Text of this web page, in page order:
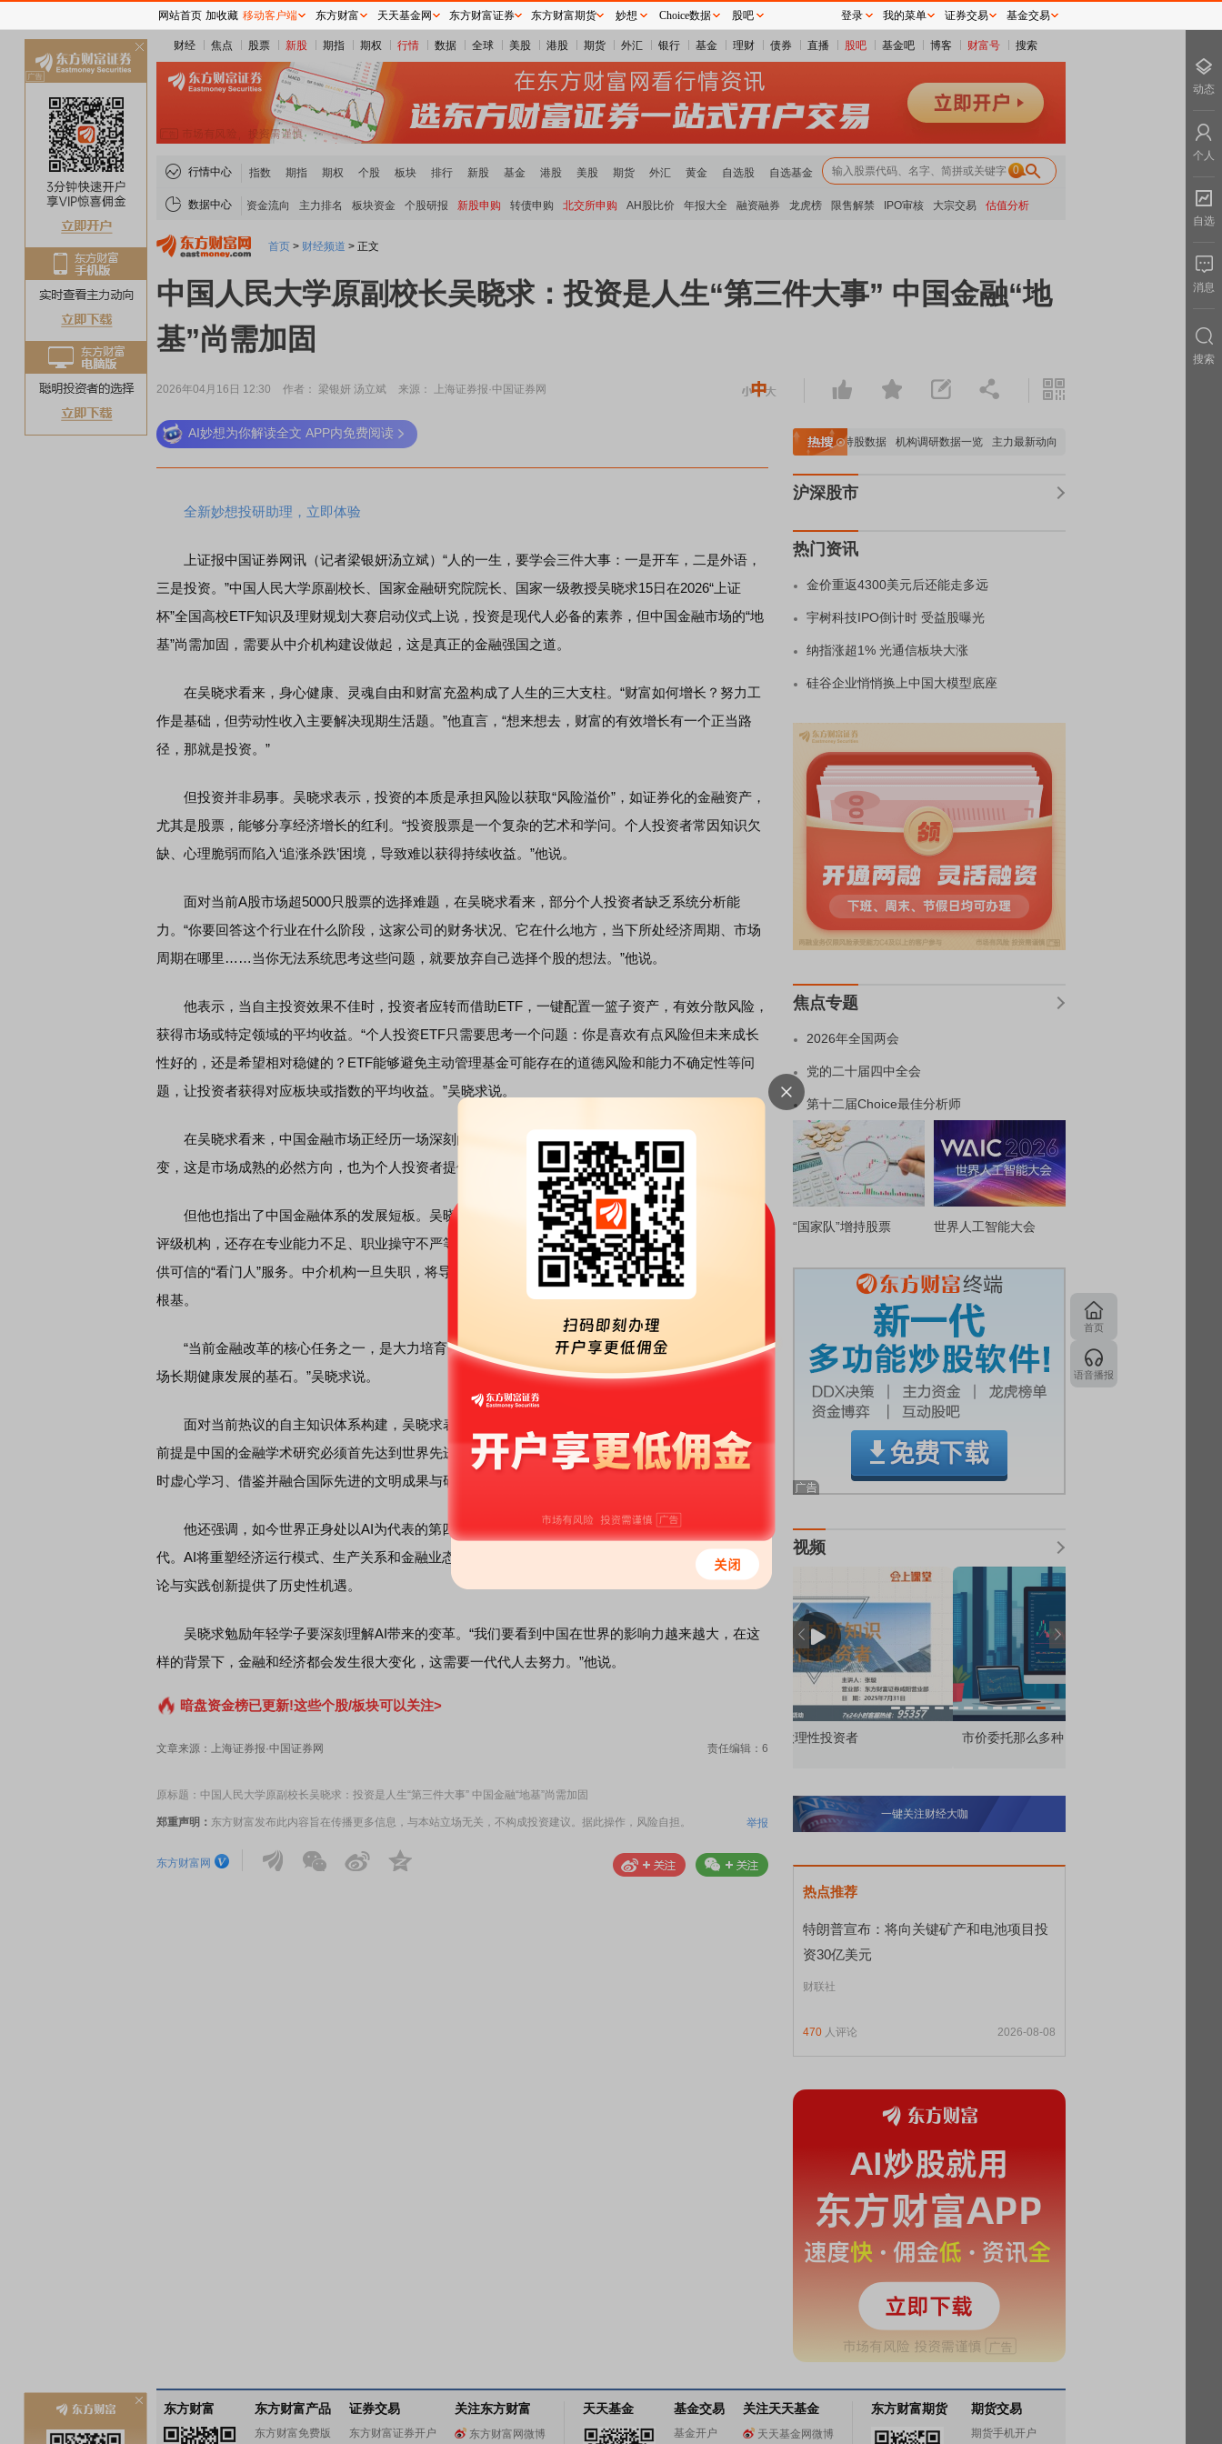
财经 焦点 股票 新股 期指 期权 行情 数据 全球 美股 港股 期货 外汇 银行 基金 理财 债券 直播 股吧 基金吧 博客 财富号 搜索
行情中心 指数 期指 期权 个股 板块 排行 新股 基金 港股 美股 期货 外汇 黄金 自选股 自选基金 0
数据中心 资金流向 主力排名 板块资金 个股研报 新股申购 转债申购 北交所申购 AH股比价 年报大全 融资融券 龙虎榜 限售解禁 IPO审核 大宗交易 估值分析
首页 > 财经频道 > 正文
中国人民大学原副校长吴晓求：投资是人生“第三件大事” 中国金融“地
基”尚需加固
2026年04月16日 12:30 作者： 梁银妍 汤立斌 来源： 上海证券报·中国证券网
AI妙想为你解读全文 APP内免费阅读
全新妙想投研助理，立即体验
上证报中国证券网讯（记者梁银妍汤立斌）“人的一生，要学会三件大事：一是开车，二是外语，
三是投资。”中国人民大学原副校长、国家金融研究院院长、国家一级教授吴晓求15日在2026“上证
杯”全国高校ETF知识及理财规划大赛启动仪式上说，投资是现代人必备的素养，但中国金融市场的“地
基”尚需加固，需要从中介机构建设做起，这是真正的金融强国之道。
在吴晓求看来，身心健康、灵魂自由和财富充盈构成了人生的三大支柱。“财富如何增长？努力工
作是基础，但劳动性收入主要解决现期生活题。”他直言，“想来想去，财富的有效增长有一个正当路
径，那就是投资。”
但投资并非易事。吴晓求表示，投资的本质是承担风险以获取“风险溢价”，如证券化的金融资产，
尤其是股票，能够分享经济增长的红利。“投资股票是一个复杂的艺术和学问。个人投资者常因知识欠
缺、心理脆弱而陷入‘追涨杀跌’困境，导致难以获得持续收益。”他说。
面对当前A股市场超5000只股票的选择难题，在吴晓求看来，部分个人投资者缺乏系统分析能
力。“你要回答这个行业在什么阶段，这家公司的财务状况、它在什么地方，当下所处经济周期、市场
周期在哪里……当你无法系统思考这些问题，就要放弃自己选择个股的想法。”他说。
他表示，当自主投资效果不佳时，投资者应转而借助ETF，一键配置一篮子资产，有效分散风险，
获得市场或特定领域的平均收益。“个人投资ETF只需要思考一个问题：你是喜欢有点风险但未来成长
性好的，还是希望相对稳健的？ETF能够避免主动管理基金可能存在的道德风险和能力不确定性等问
题，让投资者获得对应板块或指数的平均收益。”吴晓求说。
在吴晓求看来，中国金融市场正经历一场深刻的投资者结构转型，从散户主导逐步向机构化转
变，这是市场成熟的必然方向，也为个人投资者提供了更丰富的工具选择。
但他也指出了中国金融体系的发展短板。吴晓求发现，部分财富管理机构、会计师事务所、信用
评级机构，还存在专业能力不足、职业操守不严等问题。中介机构的本职是“过滤虚假信息”，为市场提
供可信的“看门人”服务。中介机构一旦失职，将导致财务造假频发、信用评估失真，严重侵蚀市场诚信
根基。
“当前金融改革的核心任务之一，是大力培育一批具有高度专业性和良好信誉的中介机构，这是市
场长期健康发展的基石。”吴晓求说。
面对当前热议的自主知识体系构建，吴晓求表示，构建中国自主金融知识体系不能一蹴而就，其
前提是中国的金融学术研究必须首先达到世界先进水平。这要求学者们深耕中国丰富的改革实践，同
时虚心学习、借鉴并融合国际先进的文明成果与研究方法，在此基础上进行创新。
他还强调，如今世界正身处以AI为代表的第四次工业革命浪潮之中，其变革深度堪比蒸汽机时
代。AI将重塑经济运行模式、生产关系和金融业态。中国在此次革命中已进入“并跑”行列，这为金融理
论与实践创新提供了历史性机遇。
吴晓求勉励年轻学子要深刻理解AI带来的变革。“我们要看到中国在世界的影响力越来越大，在这
样的背景下，金融和经济都会发生很大变化，这需要一代代人去努力。”他说。
暗盘资金榜已更新!这些个股/板块可以关注>
文章来源：上海证券报·中国证券网 责任编辑：6
原标题：中国人民大学原副校长吴晓求：投资是人生“第三件大事” 中国金融“地基”尚需加固
郑重声明： 东方财富发布此内容旨在传播更多信息，与本站立场无关，不构成投资建议。据此操作，风险自担。 举报
东方财富网
稀土板块领涨 重要机构持股数据 机构调研数据一览 主力最新动向 上市公司限售股解禁一览
沪深股市
热门资讯
金价重返4300美元后还能走多远
宇树科技IPO倒计时 受益股曝光
纳指涨超1% 光通信板块大涨
硅谷企业悄悄换上中国大模型底座
焦点专题
2026年全国两会
党的二十届四中全会
第十二届Choice最佳分析师
“国家队”增持股票 世界人工智能大会
视频
市价委托那么多种，究竟怎么用？
一键关注财经大咖
热点推荐
特朗普宣布：将向关键矿产和电池项目投
资30亿美元
财联社
470 人评论 2026-08-08
首页
语音播报
东方财富 东方财富产品
东方财富免费版
证券交易
东方财富证券开户
关注东方财富
东方财富网微博
天天基金 基金交易
基金开户
关注天天基金
天天基金网微博
东方财富期货 期货交易
期货手机开户
网站首页 加收藏 移动客户端 东方财富 天天基金网 东方财富证券 东方财富期货 妙想 Choice数据 股吧 登录 我的菜单 证券交易 基金交易
动态
个人
自选
消息
搜索
关